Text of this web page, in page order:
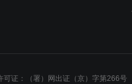
可证：（署）网出证（京）字第266号